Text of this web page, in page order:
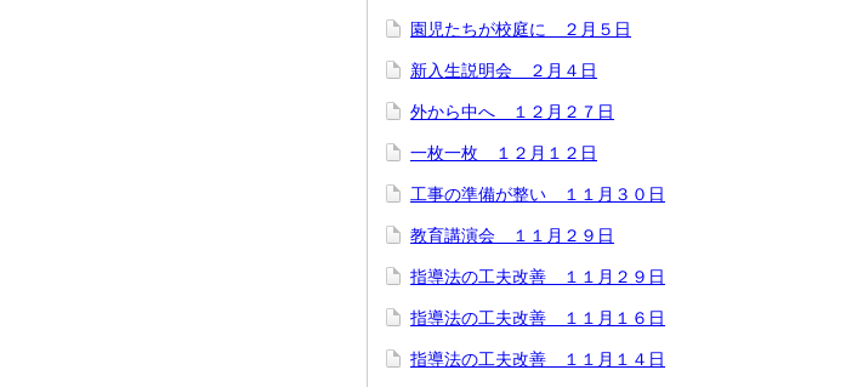
園児たちが校庭に ２月５日
新入生説明会 ２月４日
外から中へ １２月２７日
一枚一枚 １２月１２日
工事の準備が整い １１月３０日
教育講演会 １１月２９日
指導法の工夫改善 １１月２９日
指導法の工夫改善 １１月１６日
指導法の工夫改善 １１月１４日